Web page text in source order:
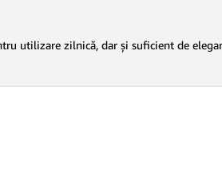
utilizare zilnică, dar și suficient de